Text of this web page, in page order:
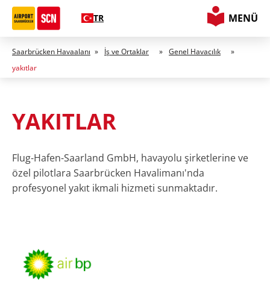
TR MENÜ
Saarbrücken Havaalanı » İş ve Ortaklar » Genel Havacılık
»
yakıtlar
YAKITLAR
Flug-Hafen-Saarland GmbH, havayolu şirketlerine ve
özel pilotlara Saarbrücken Havalimanı'nda
profesyonel yakıt ikmali hizmeti sunmaktadır.